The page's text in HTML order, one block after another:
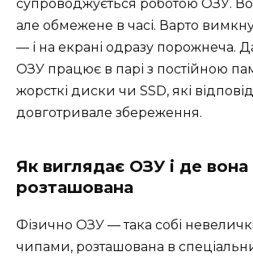
супроводжується роботою ОЗУ.
але обмежене в часі. Варто
— і на екрані одразу порожнеча.
ОЗУ працює в парі з постійною
жорсткі диски чи SSD, які
довготривале збереження.
Як виглядає ОЗУ і де вона
розташована
Фізично ОЗУ — така собі
чипами, розташована в